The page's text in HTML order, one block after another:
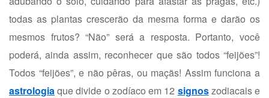
todas as plantas crescerão da mesma forma e darão os
mesmos frutos? “Não” será a resposta. Portanto, você
poderá, ainda assim, reconhecer que são todos “feijões”!
Todos “feijões”, e não pêras, ou maçãs! Assim funciona a
astrologiaque divide o zodíaco em 12 signoszodiacais e